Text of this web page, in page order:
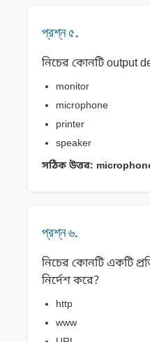
প্রশ্ন ৫.
নিচের কোনটি output
monitor
microphone
printer
speaker
সঠিক উত্তর:
প্রশ্ন ৬.
নিচের কোনটি একটি
নির্দেশ করে?
http
www